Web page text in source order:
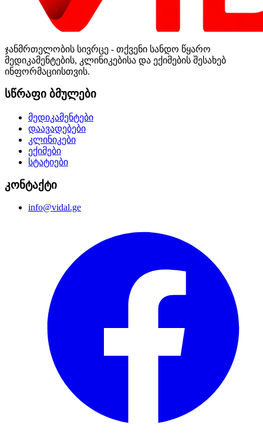
ჯანმრთელობის სივრცე - თქვენი სანდო წყარო
მედიკამენტების, კლინიკებისა და ექიმების შესახებ
ინფორმაციისთვის.
სწრაფი ბმულები
მედიკამენტები
დაავადებები
კლინიკები
ექიმები
სტატიები
კონტაქტი
info@vidal.ge